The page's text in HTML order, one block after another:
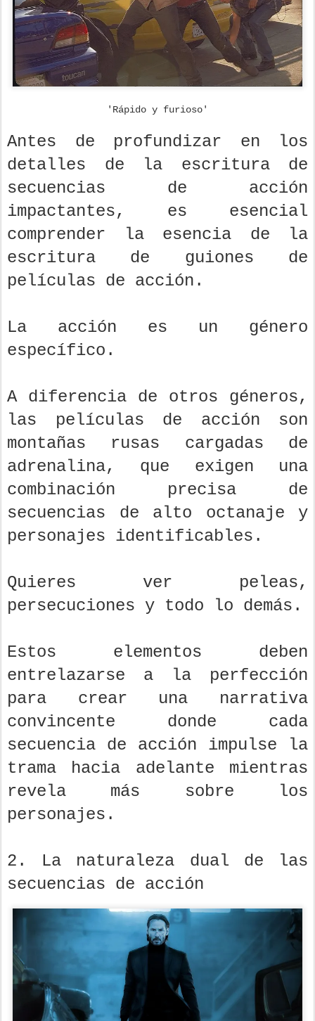
'Rápido y furioso'
Antes de profundizar en los
detalles de la escritura de
secuencias de acción
impactantes, es esencial
comprender la esencia de la
escritura de guiones de
películas de acción.
La acción es un género
específico.
A diferencia de otros géneros,
las películas de acción son
montañas rusas cargadas de
adrenalina, que exigen una
combinación precisa de
secuencias de alto octanaje y
personajes identificables.
Quieres ver peleas,
persecuciones y todo lo demás.
Estos elementos deben
entrelazarse a la perfección
para crear una narrativa
convincente donde cada
secuencia de acción impulse la
trama hacia adelante mientras
revela más sobre los
personajes.
2. La naturaleza dual de las
secuencias de acción